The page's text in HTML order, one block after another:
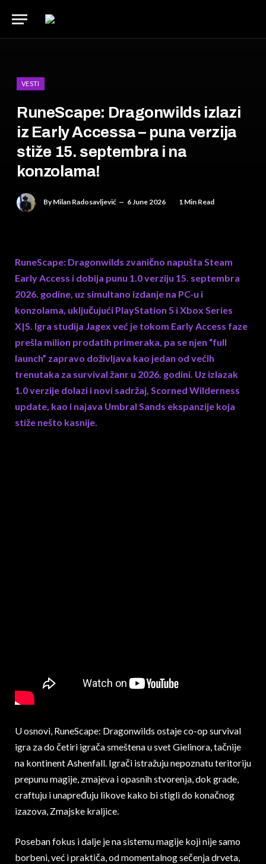
VESTI
RuneScape: Dragonwilds izlazi
iz Early Accessa – puna verzija
stiže 15. septembra i na
konzolama!
By Milan Radosavljević 6 June 2026 1 Min Read
RuneScape: Dragonwilds zvanično napušta Steam
Early Access i dobija punu 1.0 verziju 15. septembra
2026. godine, uz simultano izdanje na PC-u i
konzolama, uključujući PlayStation 5 i Xbox Series
X|S. Igra studija Jagex već je tokom Early Access faze
prešla milion prodatih primeraka, pa se njen “full
launch” zapravo doživljava kao jedan od većih
trenutaka za survival žanr u 2026. godini. Uz izlazak
1.0 verzije dolazi i novi sadržaj, Scorned Wilderness
update, kao i najava Umbral Sands ekspanzije koja
stiže nešto kasnije.
U osnovi, RuneScape: Dragonwilds ostaje co-op survival
igra za do četiri igrača smeštena u svet Gielinora, tačnije
na kontinent Ashenfall. Igrači istražuju nepoznatu teritoriju
prepunu magije, zmajeva i opasnih stvorenja, dok grade,
craftuju i unapređuju likove kako bi stigli do konačnog
izazova, Zmajske kraljice.
Poseban fokus i dalje je na sistemu magije koji nije samo
borbeni, već i praktiča, od momentalnog sečenja drveta,